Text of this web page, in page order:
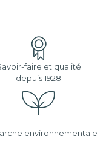
faire et qualité
depuis 1928
environnementale